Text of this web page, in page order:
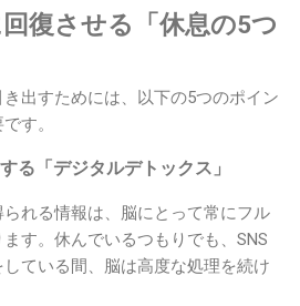
復させる「休息の5つ
出すためには、以下の5つのポイン
す。
る「デジタルデトックス」
れる情報は、脳にとって常にフル
す。休んでいるつもりでも、SNS
ている間、脳は高度な処理を続け